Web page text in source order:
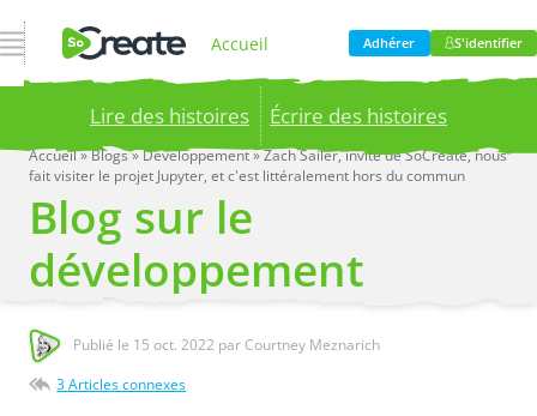
Ouvrir la navigation Accueil
Produit
Tarification
Adhérer S'identifier
Lire des histoires Écrire des histoires
Publish your stories to a global audience.
now!
Accueil»Blogs»Developpement»Zach Sailer, invité de SoCreate, nous
fait visiter le projet Jupyter, et c'est littéralement hors du commun
Blog sur le
développement
Publié le 15 oct. 2022 par Courtney Meznarich
3 Articles connexes